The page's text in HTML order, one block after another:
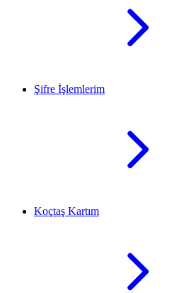
Şifre İşlemlerim
Koçtaş Kartım